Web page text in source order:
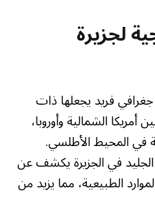
لجزيرة
فريد يجعلها ذات
الشمالية وأوروبا،
في المحيط الأطلسي.
في الجزيرة يكشف عن
الطبيعية، مما يزيد من